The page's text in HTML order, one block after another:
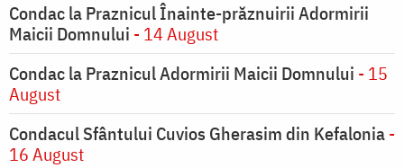
Condac la Praznicul Înainte-prăznuirii Adormirii
Maicii Domnului - 14 August
Condac la Praznicul Adormirii Maicii Domnului - 15
August
Condacul Sfântului Cuvios Gherasim din Kefalonia-
16 August